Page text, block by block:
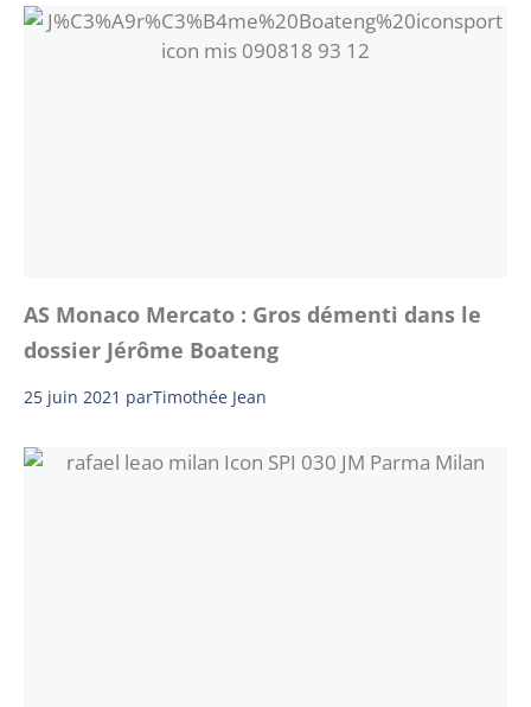
AS Monaco Mercato : Gros démenti dans le
dossier Jérôme Boateng
25 juin 2021 parTimothée Jean